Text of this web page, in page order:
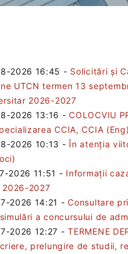
2026 16:45 - Solicitări și
UTCN termen 13
2026-2027
2026 13:16 -COLOCVIU
CCIA, CCIA
2026 10:13 -În atenția
2026 11:51 - Informații
2026-2027
2026 14:21 -Consultare
a concursului de
2026 12:27 -TERMENE
prelungire de studii,